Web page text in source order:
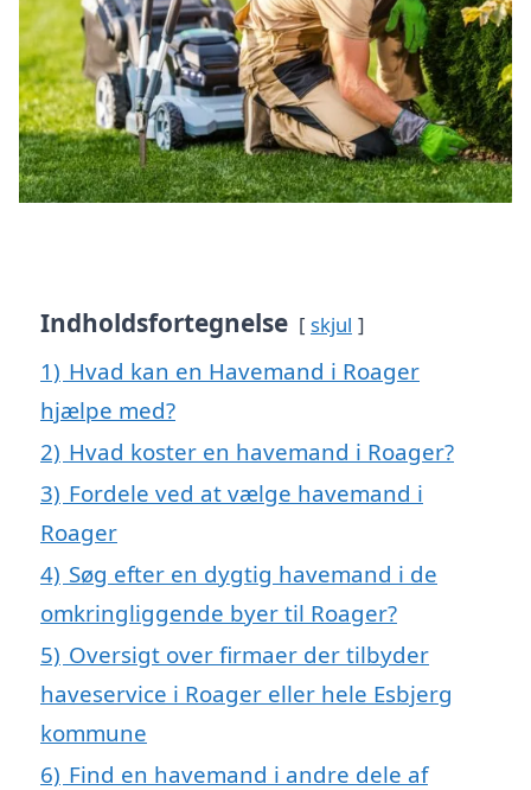
Indholdsfortegnelse skjul
1) Hvad kan en Havemand i Roager
hjælpe med?
2) Hvad koster en havemand i Roager?
3) Fordele ved at vælge havemand i
Roager
4) Søg efter en dygtig havemand i de
omkringliggende byer til Roager?
5) Oversigt over firmaer der tilbyder
haveservice i Roager eller hele Esbjerg
kommune
6) Find en havemand i andre dele af